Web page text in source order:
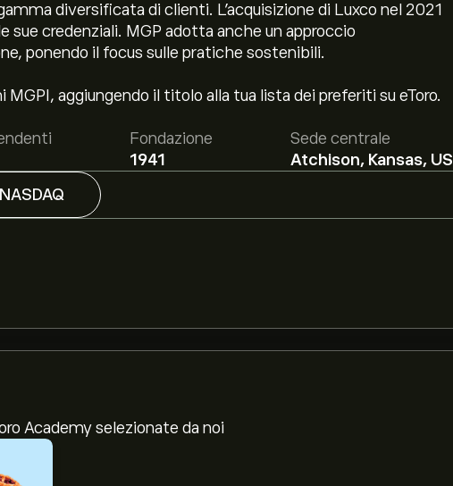
diversificata di clienti. L’acquisizione di Luxco nel 2021
sue credenziali. MGP adotta anche un approccio
ponendo il focus sulle pratiche sostenibili.
MGPI, aggiungendo il titolo alla tua lista dei preferiti su eToro.
Fondazione
1941
Sede centrale
Atchison, Kansas, US
NASDAQ
Academy selezionate da noi